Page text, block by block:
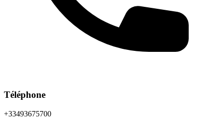
Téléphone
+33493675700